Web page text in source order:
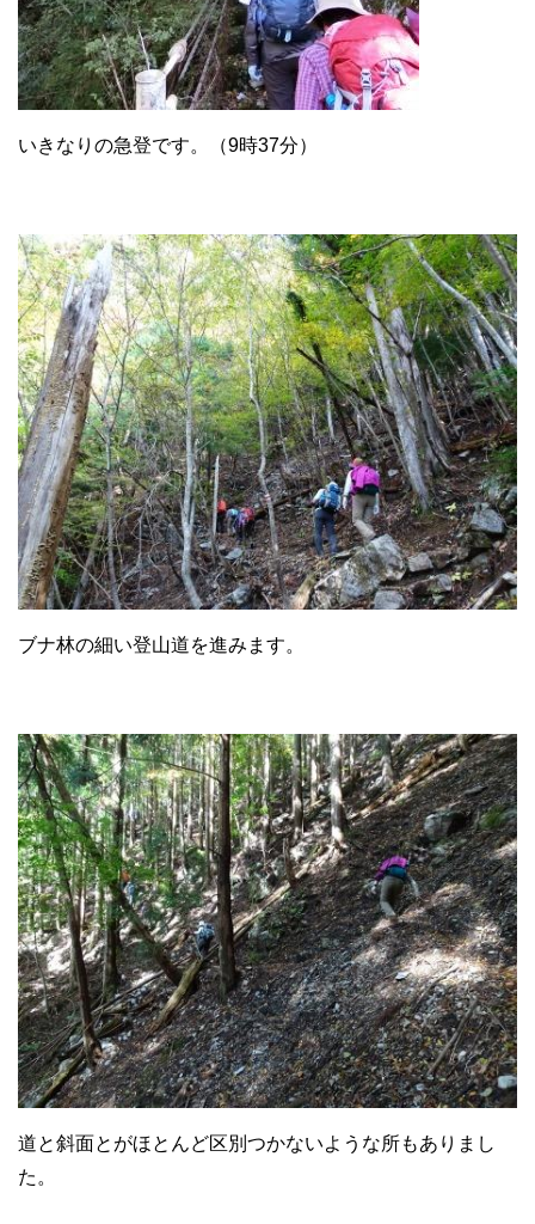
いきなりの急登です。（9時37分）
ブナ林の細い登山道を進みます。
道と斜面とがほとんど区別つかないような所もありまし
た。